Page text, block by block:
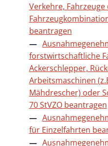
Verkehre, Fahrzeuge
beantragen
forstwirtschaftliche
Ackerschlepper,
Arbeitsmaschinen
Mähdrescher) oder
70 StVZO beantragen
für Einzelfahrten